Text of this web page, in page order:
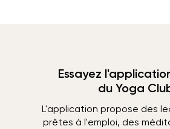
Essayez
du Yoga
L'application propose des
prêtes à l'emploi, des